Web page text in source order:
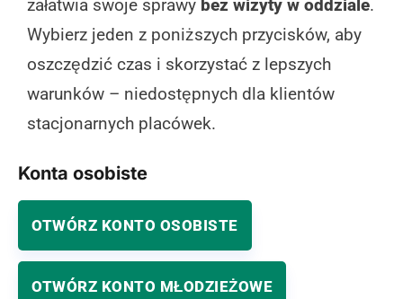
załatwia swoje sprawy bez wizyty w oddziale.
Wybierz jeden z poniższych przycisków, aby
oszczędzić czas i skorzystać z lepszych
warunków – niedostępnych dla klientów
stacjonarnych placówek.
Konta osobiste
OTWÓRZ KONTO OSOBISTE
OTWÓRZ KONTO MŁODZIEŻOWE